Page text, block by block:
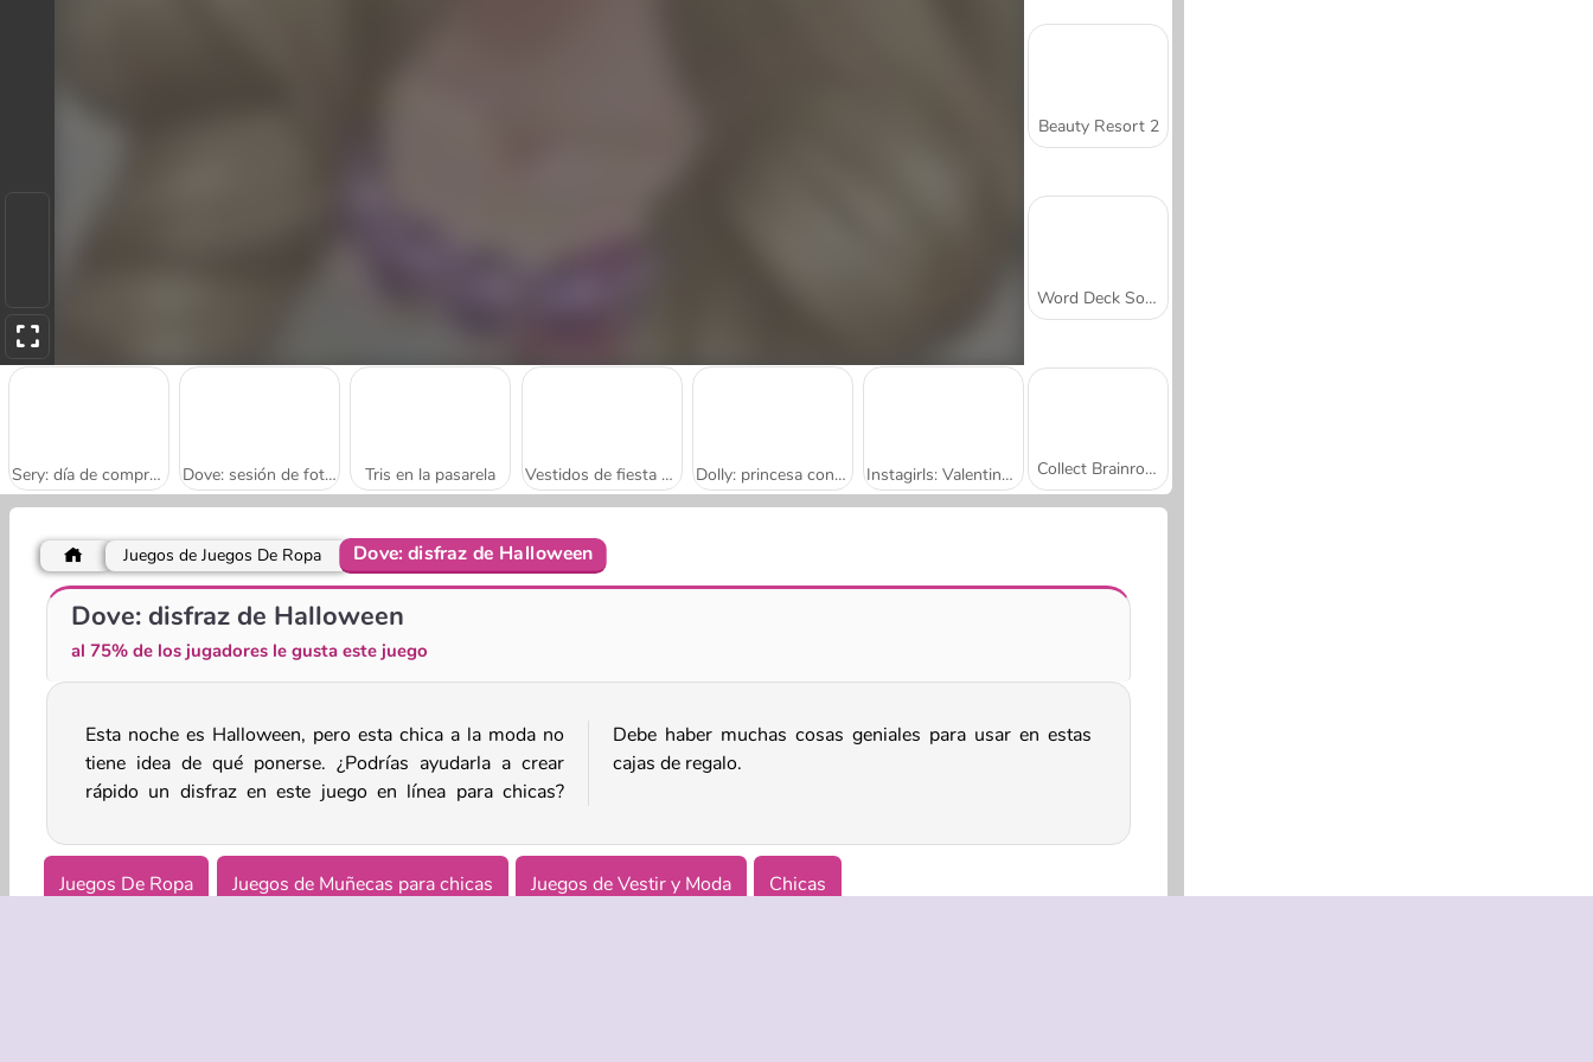
Sery: día de compras de ropa Dove: sesión de fotos de revista Tris en la pasarela Vestidos de fiesta para Dolly Dolly: princesa contra villana Instagirls: Valentines Dress-Up
Chica con estilo
Beauty Resort 2
Word Deck Solitaire
Collect Brainrot Arena
Juegos de Juegos De Ropa Dove: disfraz de Halloween
Dove: disfraz de Halloween
al 75% de los jugadores le gusta este juego
Esta noche es Halloween, pero esta chica a la moda no
tiene idea de qué ponerse. ¿Podrías ayudarla a crear
rápido un disfraz en este juego en línea para chicas?
Debe haber muchas cosas geniales para usar en estas
cajas de regalo.
Juegos De Ropa Juegos de Muñecas para chicas Juegos de Vestir y Moda Chicas